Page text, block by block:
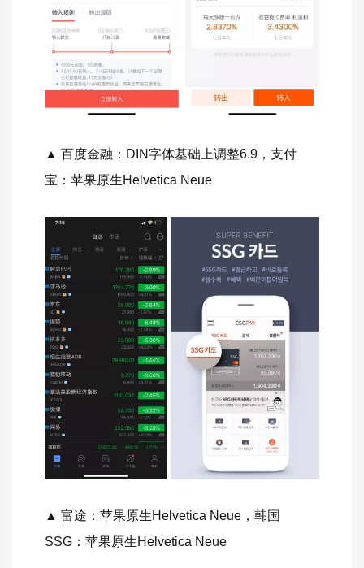
▲ 百度金融：DIN字体基础上调整6.9，支付
宝：苹果原生Helvetica Neue
▲ 富途：苹果原生Helvetica Neue，韩国
SSG：苹果原生Helvetica Neue